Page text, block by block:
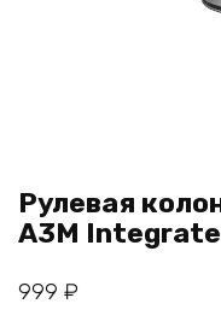
Рулевая
A3M
999 ₽